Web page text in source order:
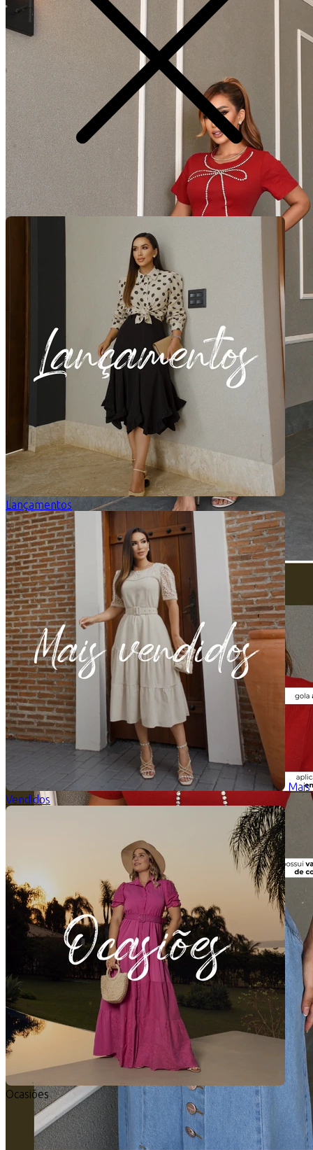
Lançamentos
Mais
Vendidos
Ocasiões